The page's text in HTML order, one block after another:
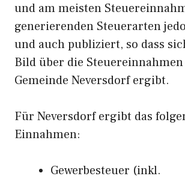
und am meisten
generierenden Steuerarten
und auch publiziert, so dass
Bild über die
Gemeinde Neversdorf ergibt.
Für Neversdorf ergibt das
Einnahmen:
Gewerbesteuer (inkl.